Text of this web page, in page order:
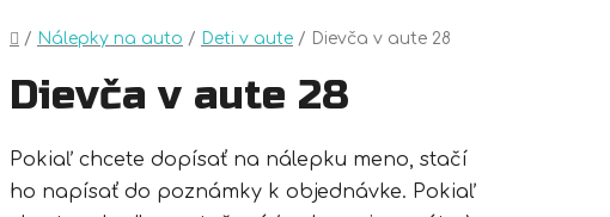
Domov
/ Nálepky na auto / Deti v aute / Dievča v aute 28
Dievča v aute 28
Pokiaľ chcete dopísať na nálepku meno, stačí
ho napísať do poznámky k objednávke. Pokiaľ